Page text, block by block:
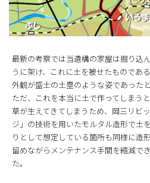
最新の考察では当遺構の家屋は掘り込
うに架け、これに土を被せたものであ
外観が盛土の土塁のような姿であったと
ただ、これを本当に土で作ってしまう
草が生えてきてしまうため、岡三リビ
ジ」の技術を用いたモルタル造形で土
りとして想定している箇所も同様に造
留めながらメンテナンス手間を縮減で
た。